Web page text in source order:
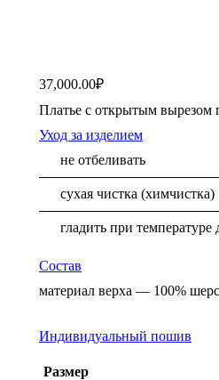
37,000.00₽
Платье с открытым вырезом
Уход за изделием
не отбеливать
сухая чистка (химчистка)
гладить при температуре
Состав
материал верха — 100%
Индивидуальный пошив
Размер